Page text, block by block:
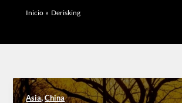
Inicio Derisking
Asia,China